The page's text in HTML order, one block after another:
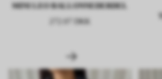
MINI LEO BALLONNEDERDEL
272.07 DKK